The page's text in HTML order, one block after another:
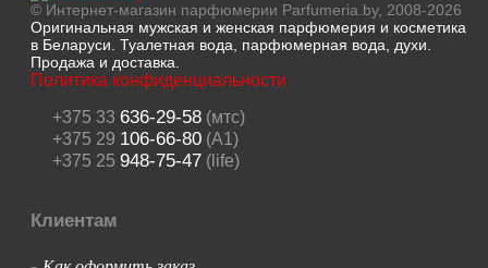
© Интернет-магазин парфюмерии Parfumeria.by, 2008-2026
Оригинальная мужская и женская парфюмерия и косметика
в Беларуси. Туалетная вода, парфюмерная вода, духи.
Продажа и доставка.
Политика конфиденциальности
+375 33 636-29-58(мтс)
+375 29 106-66-80(A1)
+375 25 948-75-47(life)
Клиентам